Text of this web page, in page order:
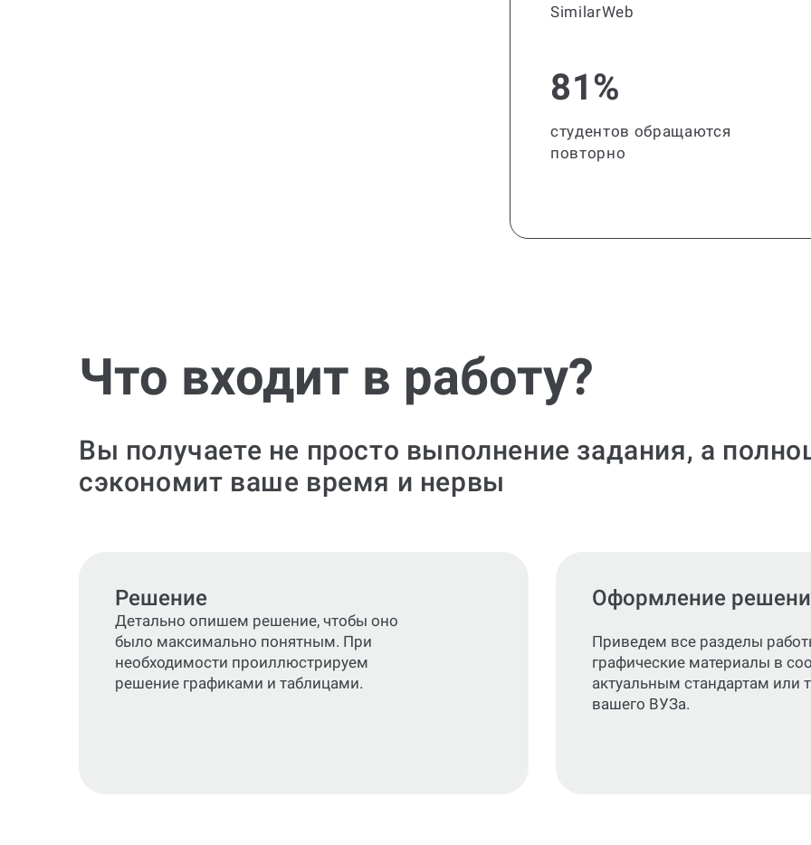
SimilarWeb
81%
студентов обращаются
повторно
Что входит в работу?
Вы получаете не просто выполнение задания, а
сэкономит ваше время и нервы
Решение
Детально опишем решение, чтобы оно
было максимально понятным. При
необходимости проиллюстрируем
решение графиками и таблицами.
Оформление
Приведем все разделы
графические материалы в
актуальным стандартам или
вашего ВУЗа.